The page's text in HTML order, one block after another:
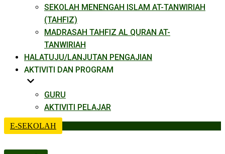
SEKOLAH MENENGAH ISLAM AT-TANWIRIAH
(TAHFIZ)
MADRASAH TAHFIZ AL QURAN AT-
TANWIRIAH
HALATUJU/LANJUTAN PENGAJIAN
AKTIVITI DAN PROGRAM
GURU
AKTIVITI PELAJAR
E-SEKOLAH